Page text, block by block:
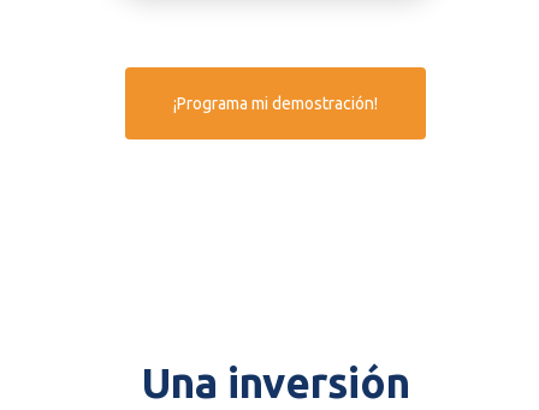
¡Programa mi demostración!
Una inversión